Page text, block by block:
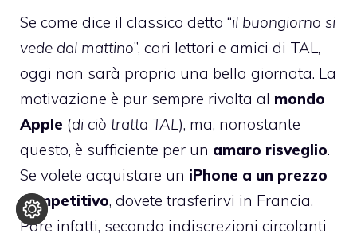
Se come dice il classico detto “il buongiorno si
vede dal mattino”, cari lettori e amici di TAL,
oggi non sarà proprio una bella giornata. La
motivazione è pur sempre rivolta al mondo
Apple (di ciò tratta TAL), ma, nonostante
questo, è sufficiente per un amaro risveglio.
Se volete acquistare un iPhone a un prezzo
competitivo, dovete trasferirvi in Francia.
Pare infatti, secondo indiscrezioni circolanti